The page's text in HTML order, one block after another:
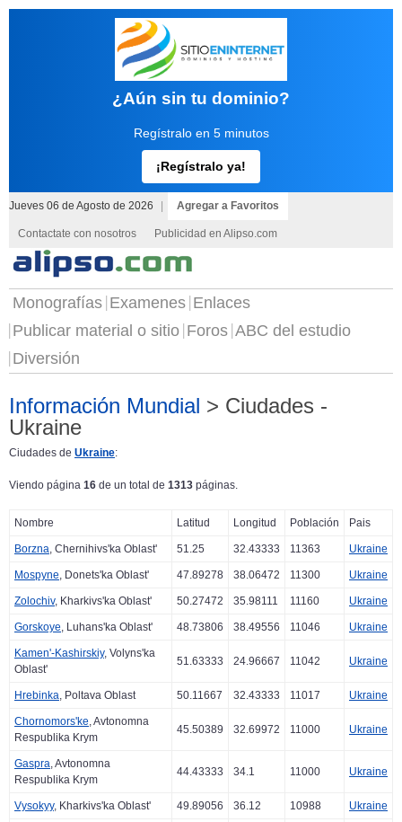
¿Aún sin tu dominio?
Regístralo en 5 minutos
¡Regístralo ya!
Jueves 06 de Agosto de 2026 Agregar a Favoritos
Contactate con nosotros Publicidad en Alipso.com
Monografías Examenes Enlaces
Publicar material o sitio Foros ABC del estudio
Diversión
Información Mundial > Ciudades -
Ukraine
Ciudades de Ukraine:
Viendo página 16 de un total de 1313 páginas.
Nombre Latitud Longitud Población Pais
Borzna, Chernihivs'ka Oblast' 51.25 32.43333 11363 Ukraine
Mospyne, Donets'ka Oblast' 47.89278 38.06472 11300 Ukraine
Zolochiv, Kharkivs'ka Oblast' 50.27472 35.98111 11160 Ukraine
Gorskoye, Luhans'ka Oblast' 48.73806 38.49556 11046 Ukraine
Kamen'-Kashirskiy, Volyns'ka
Oblast'
51.63333 24.96667 11042 Ukraine
Hrebinka, Poltava Oblast 50.11667 32.43333 11017 Ukraine
Chornomors'ke, Avtonomna
Respublika Krym
45.50389 32.69972 11000 Ukraine
Gaspra, Avtonomna
Respublika Krym
44.43333 34.1 11000 Ukraine
Vysokyy, Kharkivs'ka Oblast' 49.89056 36.12 10988 Ukraine